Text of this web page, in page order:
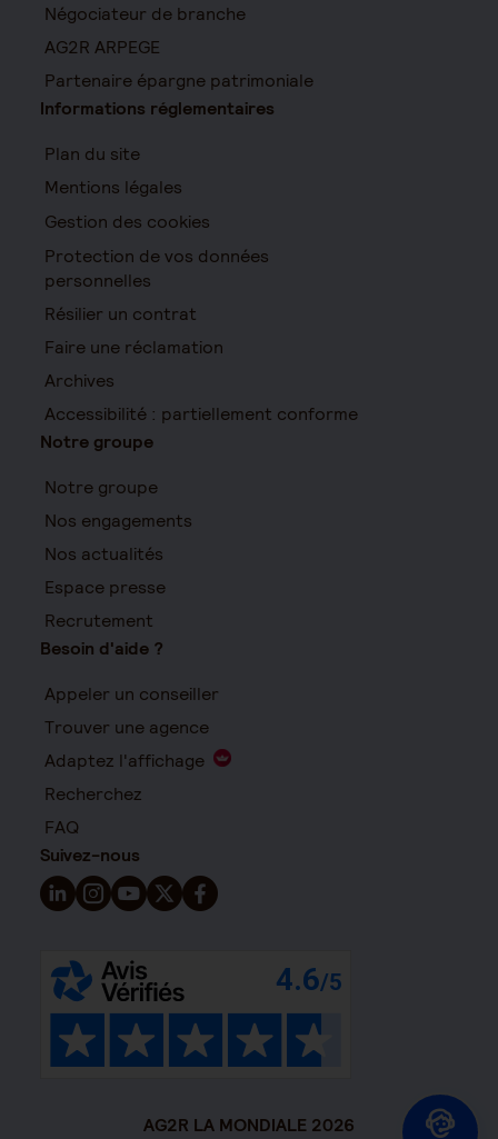
Négociateur de branche
AG2R ARPEGE
Partenaire épargne patrimoniale
Informations réglementaires
Plan du site
Mentions légales
Gestion des cookies
Protection de vos données
personnelles
Résilier un contrat
Faire une réclamation
Archives
Accessibilité : partiellement conforme
Notre groupe
Notre groupe
Nos engagements
Nos actualités
Espace presse
Recrutement
Besoin d'aide ?
Appeler un conseiller
Trouver une agence
Adaptez l'affichage
Recherchez
FAQ
Suivez-nous
Suivez-nous sur LinkedIn - Nouvelle fenêtre
Suivez-nous sur Instagram - Nouvelle fenêtre
Suivez-nous sur YouTube - Nouvelle fenêtre
Suivez-nous sur X - Nouvelle fenêtre
Suivez-nous sur Facebook - Nouvelle
AG2R LA MONDIALE 2026